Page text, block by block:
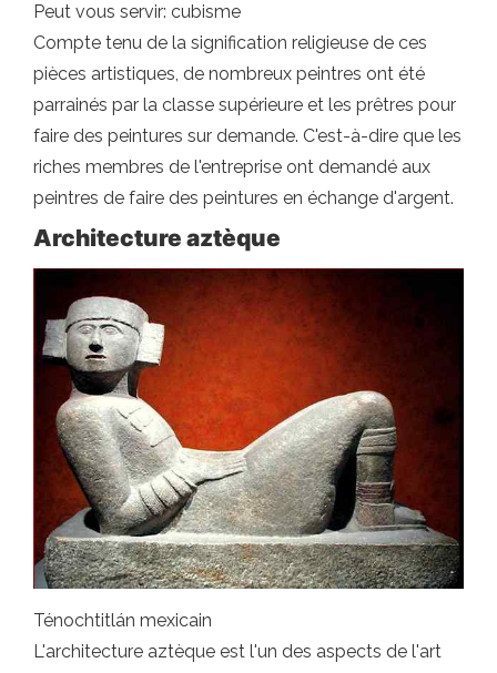
Peut vous servir: cubisme
Compte tenu de la signification religieuse de ces
pièces artistiques, de nombreux peintres ont été
parrainés par la classe supérieure et les prêtres pour
faire des peintures sur demande. C'est-à-dire que les
riches membres de l'entreprise ont demandé aux
peintres de faire des peintures en échange d'argent.
Architecture aztèque
Ténochtitlán mexicain
L'architecture aztèque est l'un des aspects de l'art